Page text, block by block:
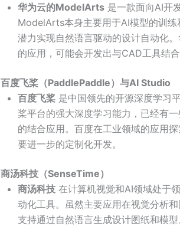
华为云的ModelArts是一款面向AI开
ModelArts本身主要用于AI模型的训
潜力实现自然语言驱动的设计自动化
的应用，可能会开发出与CAD工具结合
百度飞桨（PaddlePaddle）与AI Studio
百度飞桨是中国领先的开源深度学习平
桨平台的强大深度学习能力，已经有
的结合应用。百度在工业领域的应用
要进一步的定制化开发。
商汤科技（SenseTime）
商汤科技在计算机视觉和AI领域处于
动化工具。虽然主要应用在视觉分析
支持通过自然语言生成设计图纸和模型